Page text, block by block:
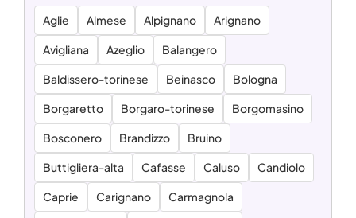
Aglie Almese Alpignano Arignano
Avigliana Azeglio Balangero
Baldissero-torinese Beinasco Bologna
Borgaretto Borgaro-torinese Borgomasino
Bosconero Brandizzo Bruino
Buttigliera-alta Cafasse Caluso Candiolo
Caprie Carignano Carmagnola